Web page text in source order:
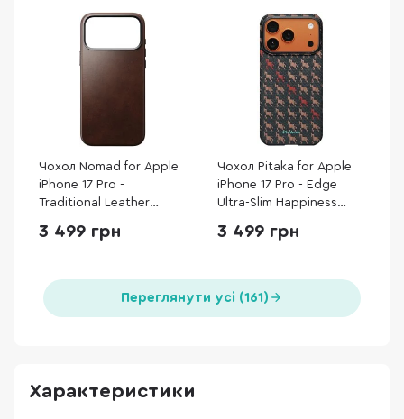
Чохол Nomad for Apple
iPhone 17 Pro -
Traditional Leather
(NM011970858)
3 499 грн
Чохол Pitaka for Apple
iPhone 17 Pro - Edge
Ultra-Slim Happiness
3 499 грн
Переглянути усі (161)
Характеристики